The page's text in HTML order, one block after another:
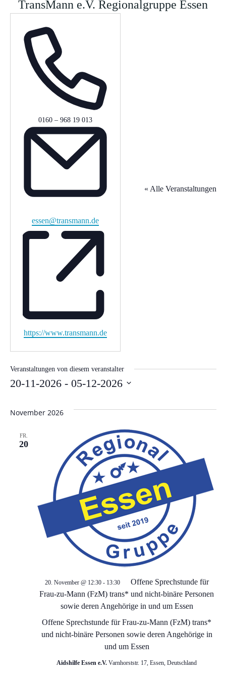
TransMann e.V. Regionalgruppe Essen
« Alle Veranstaltungen
Telefon
0160 – 968 19 013
Email
essen@transmann.de
Webseite
https://www.transmann.de
Veranstaltungen von diesem veranstalter
20-11-2026 - 05-12-2026
wählen.
November 2026
FR.
20
Offene Sprechstunde für Frau-zu-Mann (FzM) trans*
und nicht-binäre Personen sowie deren Angehörige in
und um Essen
20. November @ 12:30- 13:30
Offene Sprechstunde für
Frau-zu-Mann (FzM) trans* und nicht-binäre Personen
sowie deren Angehörige in und um Essen
Aidshilfe Essen e.V. Varnhorststr. 17, Essen, Deutschland